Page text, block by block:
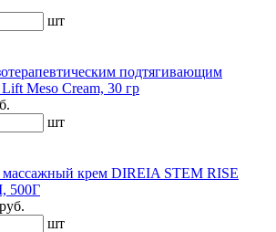
шт
подтягивающим
Meso Cream, 30 гр
шт
крем DIREIA STEM RISE
500Г
шт